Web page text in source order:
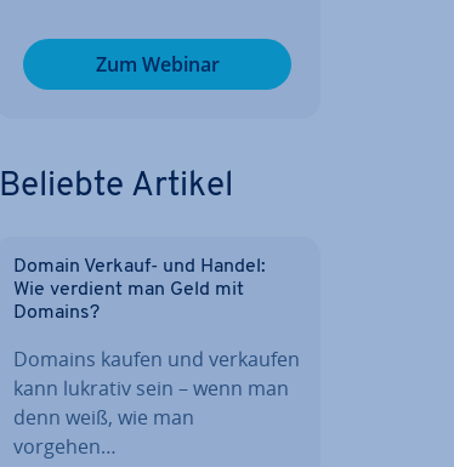
Zum Webinar
Beliebte Artikel
Domain Verkauf- und Handel:
Wie verdient man Geld mit
Domains?
Domains kaufen und verkaufen
kann lukrativ sein – wenn man
denn weiß, wie man
vorgehen…